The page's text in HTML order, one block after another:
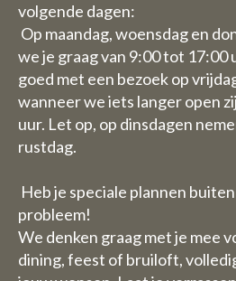
volgende dagen:
Op maandag, woensdag en
we je graag van 9:00 tot 17:00
goed met een bezoek op
wanneer we iets langer open
uur. Let op, op dinsdagen
rustdag.
Heb je speciale plannen
probleem!
We denken graag met je mee
dining, feest of bruiloft,
Vanwege de
hebben wij
openingstijden/
Woensdag 29 en
juli zijn wij
horeca (u kunt dus
Vrijdag 31 juli t/